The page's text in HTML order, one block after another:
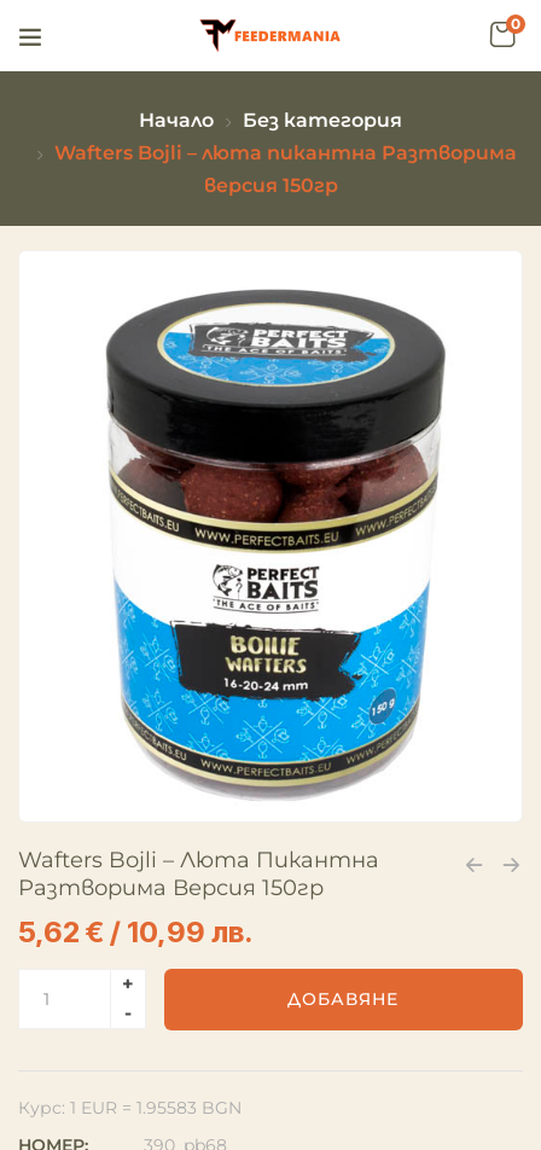
0
Начало
Без категория
Wafters Bojli – люта пикантна Разтворима
версия 150гр
Wafters Bojli – Люта Пикантна
Разтворима Версия 150гр
5,62 € / 10,99 лв.
ДОБАВЯНЕ
Курс: 1 EUR = 1.95583 BGN
НОМЕР:
390_pb68